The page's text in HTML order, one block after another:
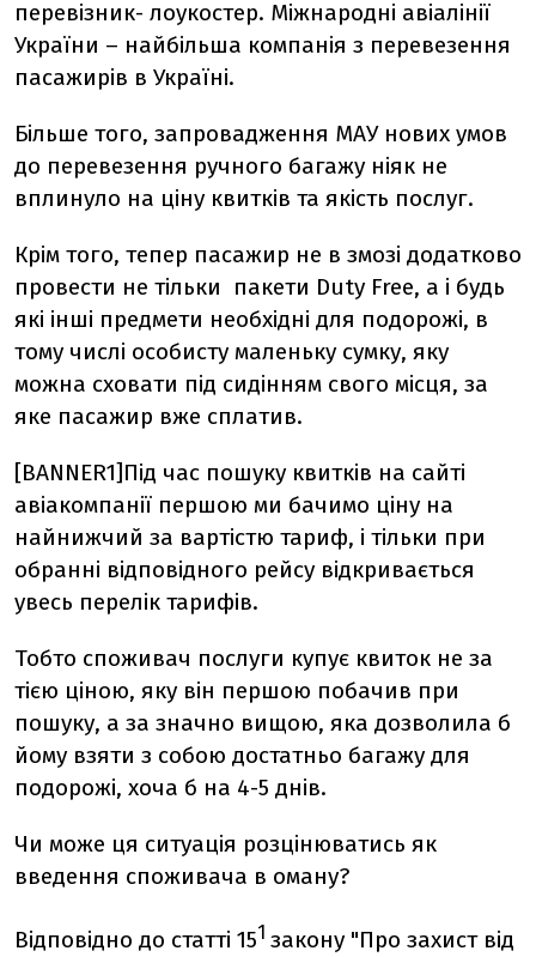
перевізник- лоукостер. Міжнародні авіалінії
України – найбільша компанія з перевезення
пасажирів в Україні.
Більше того, запровадження МАУ нових умов
до перевезення ручного багажу ніяк не
вплинуло на ціну квитків та якість послуг.
Крім того, тепер пасажир не в змозі додатково
провести не тільки пакети Duty Free, а і будь
які інші предмети необхідні для подорожі, в
тому числі особисту маленьку сумку, яку
можна сховати під сидінням свого місця, за
яке пасажир вже сплатив.
[BANNER1]Під час пошуку квитків на сайті
авіакомпанії першою ми бачимо ціну на
найнижчий за вартістю тариф, і тільки при
обранні відповідного рейсу відкривається
увесь перелік тарифів.
Тобто споживач послуги купує квиток не за
тією ціною, яку він першою побачив при
пошуку, а за значно вищою, яка дозволила б
йому взяти з собою достатньо багажу для
подорожі, хоча б на 4-5 днів.
Чи може ця ситуація розцінюватись як
введення споживача в оману?
Відповідно до статті 151 закону "Про захист від